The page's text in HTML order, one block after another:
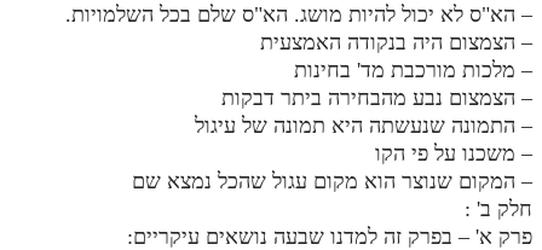
אודות האתר
אודות האתר
בעל הסולם
אתר הבית
לאתר ספר הרב
– הא"ס לא יכול להיות מושג. הא"ס שלם בכל השלמויות.
– הצמצום היה בנקודה האמצעית
– מלכות מורכבת מד' בחינות
– הצמצום נבע מהבחירה ביתר דבקות
– התמונה שנעשתה היא תמונה של עיגול
– משכנו על פי הקו
– המקום שנוצר הוא מקום עגול שהכל נמצא שם
חלק ב' :
פרק א' – בפרק זה למדנו שבעה נושאים עיקריים: